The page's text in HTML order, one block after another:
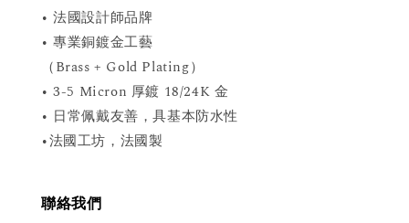
• 法國設計師品牌
• 專業銅鍍金工藝
（Brass + Gold Plating）
• 3-5 Micron 厚鍍 18/24K 金
• 日常佩戴友善，具基本防水性
•法國工坊，法國製
聯絡我們